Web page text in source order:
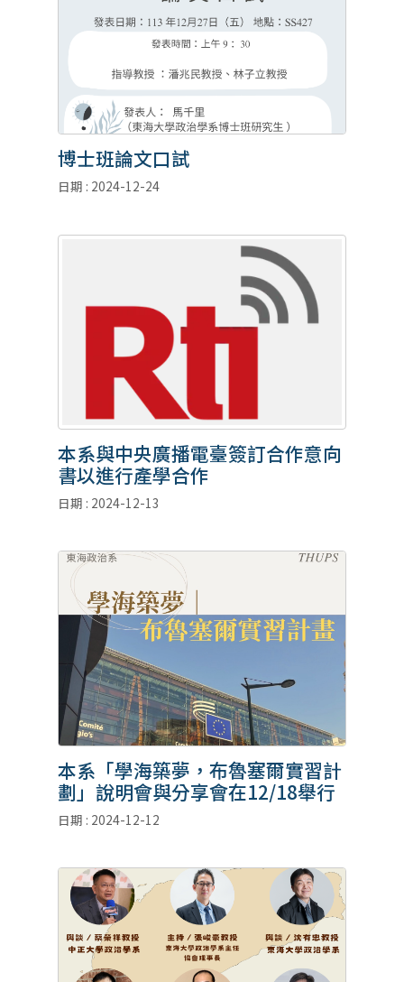
博士班論文口試
日期 : 2024-12-24
本系與中央廣播電臺簽訂合作意向
書以進行產學合作
日期 : 2024-12-13
本系「學海築夢，布魯塞爾實習計
劃」說明會與分享會在12/18舉行
日期 : 2024-12-12